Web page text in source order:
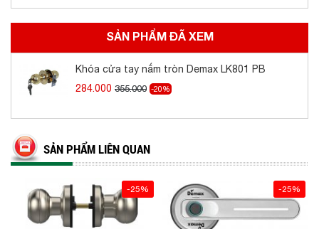
SẢN PHẨM ĐÃ XEM
Khóa cửa tay nắm tròn Demax LK801 PB
284.000 355.000 -20%
SẢN PHẨM LIÊN QUAN
-25% -25%